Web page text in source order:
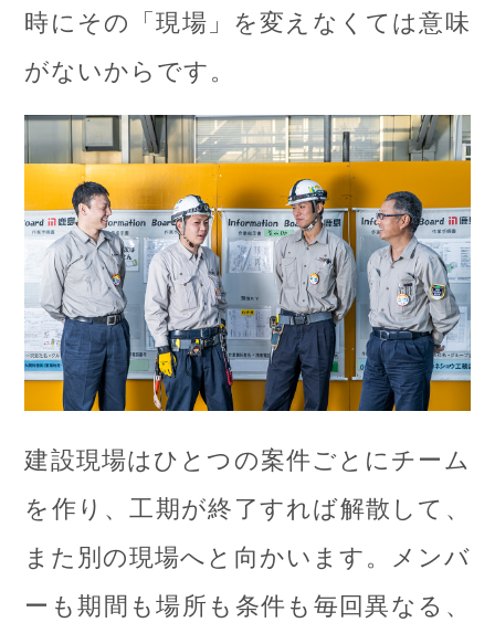
時にその「現場」を変えなくては意味
がないからです。
建設現場はひとつの案件ごとにチーム
を作り、工期が終了すれば解散して、
また別の現場へと向かいます。メンバ
ーも期間も場所も条件も毎回異なる、